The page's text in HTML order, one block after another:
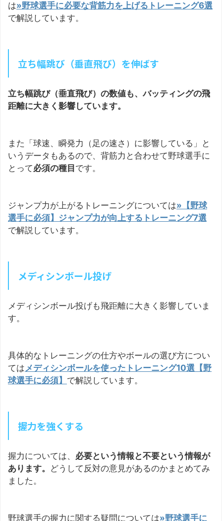
は»野球選手に必要な背筋力を上げるトレーニング6選
で解説しています。
立ち幅跳び（垂直飛び）を伸ばす
立ち幅跳び（垂直飛び）の数値も、バッティングの飛
距離に大きく影響しています。
また「球速、瞬発力（足の速さ）に影響している」と
いうデータもあるので、背筋力と合わせて野球選手に
とって必須の種目 です。
ジャンプ力が上がるトレーニングについては»【野球
選手に必須】ジャンプ力が向上するトレーニング7選
で解説しています。
メディシンボール投げ
メディシンボール投げも飛距離に大きく影響していま
す。
具体的なトレーニングの仕方やボールの選び方につい
てはメディシンボールを使ったトレーニング10選【野
球選手に必須】 で解説しています。
握力を強くする
握力については、 必要という情報と不要という情報が
あります。 どうして反対の意見があるのかまとめてみ
ました。
野球選手の握力に関する疑問については»野球選手に